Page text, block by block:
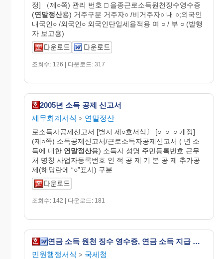
정] （제○쪽) 관리 번호 □ 을종근로소득원천징수영수증
(연말정산용) 거주구분 거주자○ /비거주자○ 내 ○;외국인
내국인○ /외국인○ 외국인단일세율적용 여 ○ / 부 ○ (발행
자 보고용)
조회수: 126 | 다운로드: 317
2005년 소득 공제 신고서
세무회계서식 > 연말정산
로소득자공제신고서 [별지 제○호서식〕 [○. ○. ○ 개정]
(제○쪽) 소득공제신고서/근로소득자공제신고서 ( 년 소
득에 대한 연말정산용) 소득자 성명 주민등록번호 근무
처 명칭 사업자등록번호 인 적 공 제 기 본 공 제 추가공
제(해당란에 “○”표시) 구분
조회수: 142 | 다운로드: 181
연금 소득 원천 징수 영수증, 연금 소득 지급 조서(개정 20060410)
민원행정서식 > 국세청